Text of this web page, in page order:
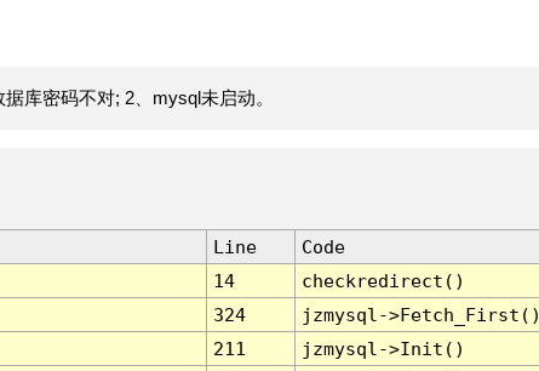
库密码不对; 2、mysql未启动。
Line
Code
14
checkredirect()
324
jzmysql-
211
jzmysql->Init()